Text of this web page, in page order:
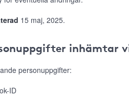
15 maj, 2025.
inhämtar
personuppgifter:
ID